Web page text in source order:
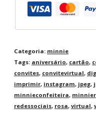
Categoria: minnie
Tags: aniversário, cartão,
convites, convitevirtual,
imprimir, instagram, jpeg,
minnieconfeiteira,
redessociais, rosa, virtual,